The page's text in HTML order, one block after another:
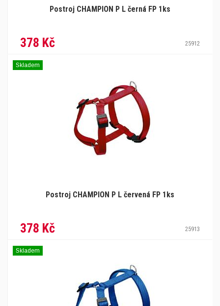
Postroj CHAMPION P L černá FP 1ks
378 Kč 25912
Postroj CHAMPION P L červená FP 1ks
378 Kč 25913
Skladem
Skladem